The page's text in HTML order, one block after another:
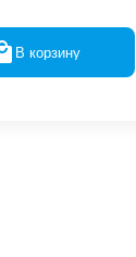
В корзину